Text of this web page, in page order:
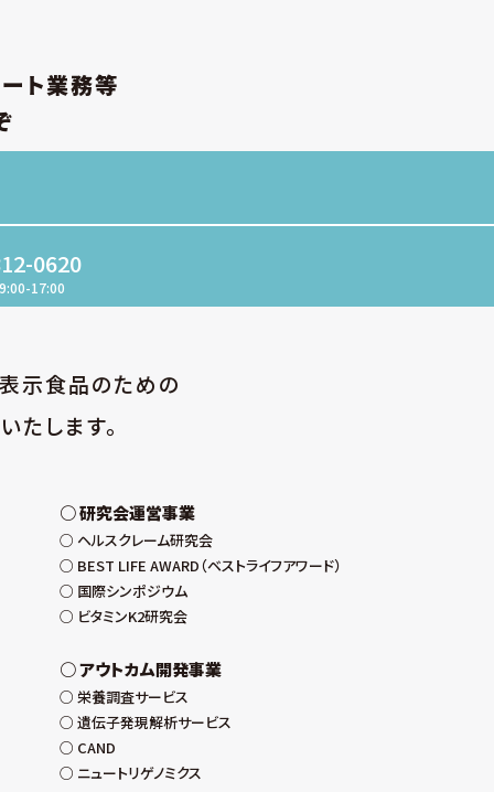
ト業務等
0620
17:00
示食品のための
たします。
研究会運営事業
ヘルスクレーム研究会
BEST LIFE AWARD（ベストライフアワード）
国際シンポジウム
ビタミンK2研究会
アウトカム開発事業
栄養調査サービス
遺伝子発現解析サービス
CAND
ニュートリゲノミクス